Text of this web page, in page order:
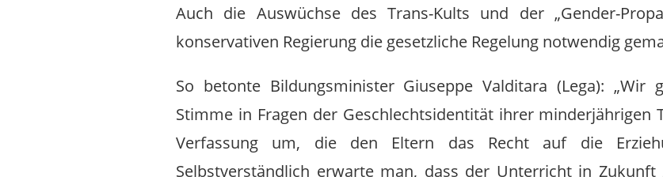
Auch die Auswüchse des Trans-Kults und der „Gender-
konservativen Regierung die gesetzliche Regelung notwendig
So betonte Bildungsminister Giuseppe Valditara (Lega):
Stimme in Fragen der Geschlechtsidentität ihrer minderjährigen
Verfassung um, die den Eltern das Recht auf die
Selbstverständlich erwarte man, dass der Unterricht in Zukunft